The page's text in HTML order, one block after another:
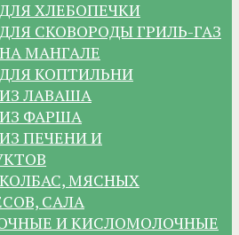
ХЛЕБОПЕЧКИ
СКОВОРОДЫ ГРИЛЬ-ГАЗ
МАНГАЛЕ
КОПТИЛЬНИ
ЛАВАША
ФАРША
ПЕЧЕНИ И
МЯСНЫХ
САЛА
И КИСЛОМОЛОЧНЫЕ